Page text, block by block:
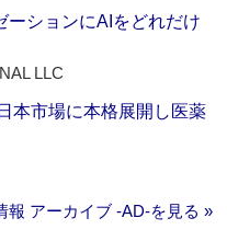
ーションにAIをどれだけ
LLC
本市場に本格展開し医薬
報 アーカイブ ‐AD‐を見る »